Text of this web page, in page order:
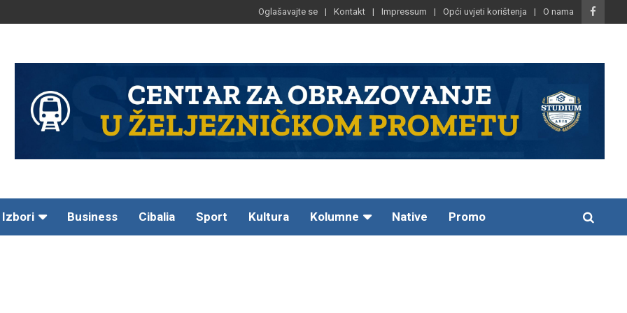
Oglašavajte se Kontakt Impressum Opći uvjeti korištenja O nama
Izbori Business Cibalia Sport Kultura Kolumne Native Promo